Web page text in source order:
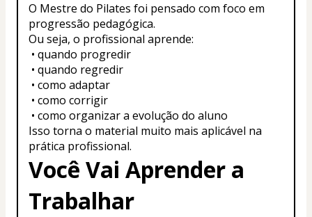
O Mestre do Pilates foi pensado com foco em
progressão pedagógica.
Ou seja, o profissional aprende:
• quando progredir
• quando regredir
• como adaptar
• como corrigir
• como organizar a evolução do aluno
Isso torna o material muito mais aplicável na
prática profissional.
Você Vai Aprender a
Trabalhar